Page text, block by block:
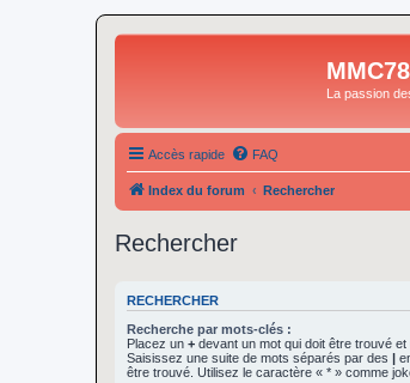
La passion
Accès rapide FAQ
Index du forum Rechercher
Rechercher
RECHERCHER
Recherche par mots-clés :
Placez un + devant un mot qui doit être trouvé et
Saisissez une suite de mots séparés par des |
être trouvé. Utilisez le caractère « * » comme